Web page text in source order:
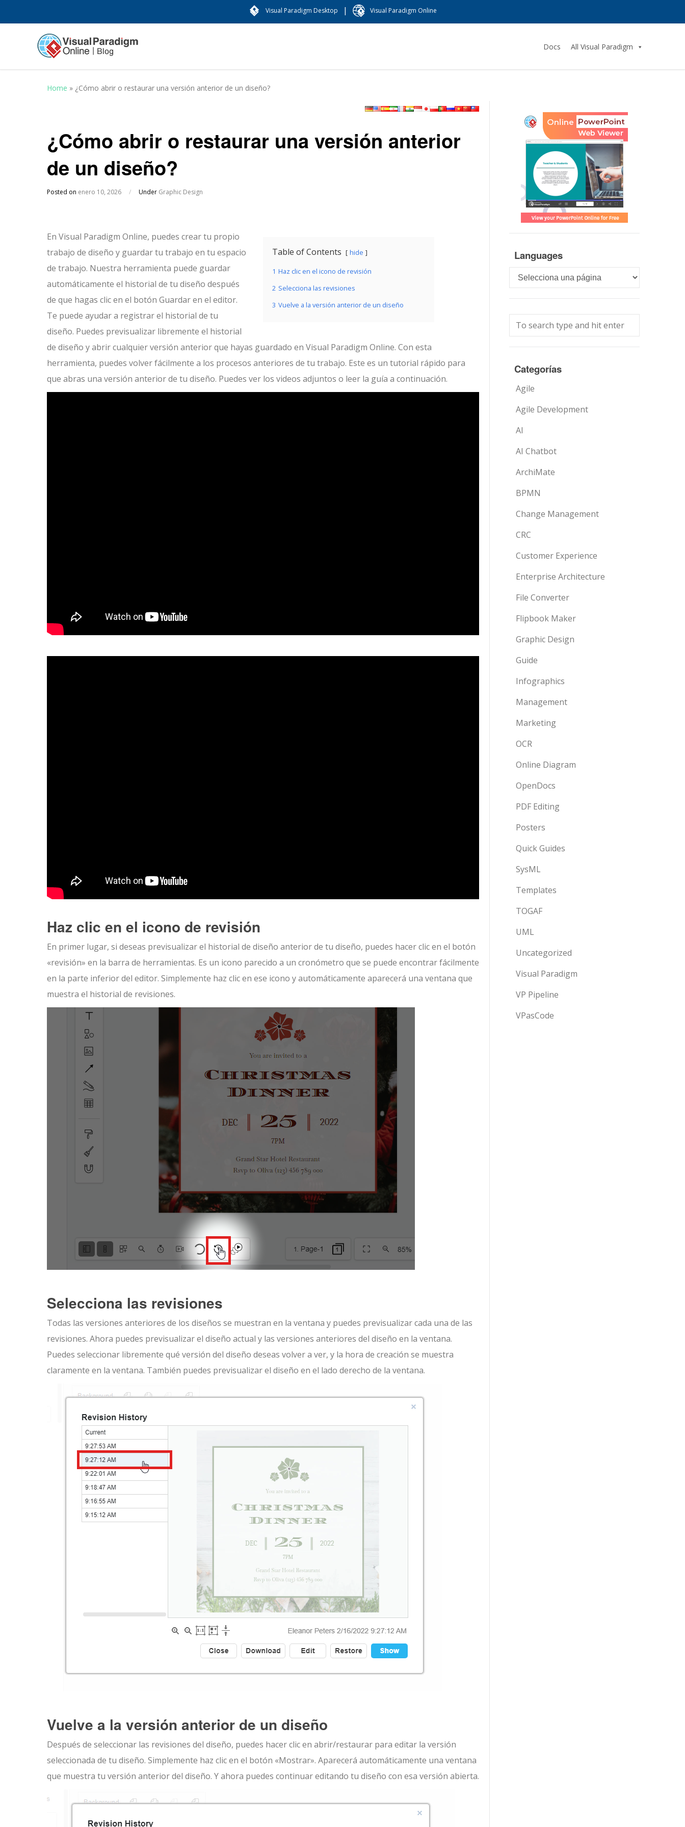
Visual Paradigm Desktop | Visual Paradigm Online
Docs All Visual Paradigm
Home » ¿Cómo abrir o restaurar una versión anterior de un diseño?
¿Cómo abrir o restaurar una versión anterior
de un diseño?
Posted on enero 10, 2026 / Under Graphic Design
Table of Contents hide
1 Haz clic en el icono de revisión
2 Selecciona las revisiones
3 Vuelve a la versión anterior de un diseño
En Visual Paradigm Online, puedes crear tu propio
trabajo de diseño y guardar tu trabajo en tu espacio
de trabajo. Nuestra herramienta puede guardar
automáticamente el historial de tu diseño después
de que hagas clic en el botón Guardar en el editor.
Te puede ayudar a registrar el historial de tu
diseño. Puedes previsualizar libremente el historial
de diseño y abrir cualquier versión anterior que hayas guardado en Visual Paradigm Online. Con esta
herramienta, puedes volver fácilmente a los procesos anteriores de tu trabajo. Este es un tutorial rápido para
que abras una versión anterior de tu diseño. Puedes ver los videos adjuntos o leer la guía a continuación.
Haz clic en el icono de revisión
En primer lugar, si deseas previsualizar el historial de diseño anterior de tu diseño, puedes hacer clic en el botón
«revisión» en la barra de herramientas. Es un icono parecido a un cronómetro que se puede encontrar fácilmente
en la parte inferior del editor. Simplemente haz clic en ese icono y automáticamente aparecerá una ventana que
muestra el historial de revisiones.
Selecciona las revisiones
Todas las versiones anteriores de los diseños se muestran en la ventana y puedes previsualizar cada una de las
revisiones. Ahora puedes previsualizar el diseño actual y las versiones anteriores del diseño en la ventana.
Puedes seleccionar libremente qué versión del diseño deseas volver a ver, y la hora de creación se muestra
claramente en la ventana. También puedes previsualizar el diseño en el lado derecho de la ventana.
Vuelve a la versión anterior de un diseño
Después de seleccionar las revisiones del diseño, puedes hacer clic en abrir/restaurar para editar la versión
seleccionada de tu diseño. Simplemente haz clic en el botón «Mostrar». Aparecerá automáticamente una ventana
que muestra tu versión anterior del diseño. Y ahora puedes continuar editando tu diseño con esa versión abierta.
Languages
Languages
Categorías
Agile
Agile Development
AI
AI Chatbot
ArchiMate
BPMN
Change Management
CRC
Customer Experience
Enterprise Architecture
File Converter
Flipbook Maker
Graphic Design
Guide
Infographics
Management
Marketing
OCR
Online Diagram
OpenDocs
PDF Editing
Posters
Quick Guides
SysML
Templates
TOGAF
UML
Uncategorized
Visual Paradigm
VP Pipeline
VPasCode